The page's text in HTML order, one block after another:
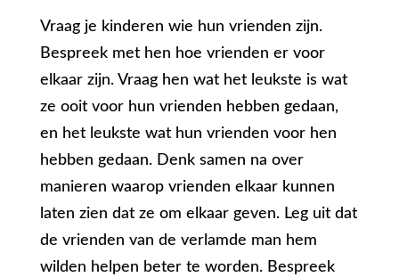
Vraag je kinderen wie hun vrienden zijn.
Bespreek met hen hoe vrienden er voor
elkaar zijn. Vraag hen wat het leukste is wat
ze ooit voor hun vrienden hebben gedaan,
en het leukste wat hun vrienden voor hen
hebben gedaan. Denk samen na over
manieren waarop vrienden elkaar kunnen
laten zien dat ze om elkaar geven. Leg uit dat
de vrienden van de verlamde man hem
wilden helpen beter te worden. Bespreek